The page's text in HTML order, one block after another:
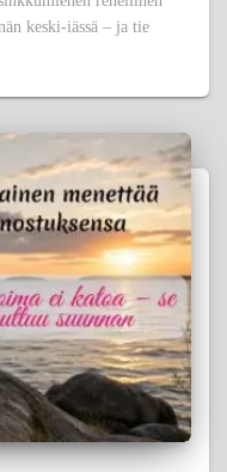
keski-iässä – ja tie